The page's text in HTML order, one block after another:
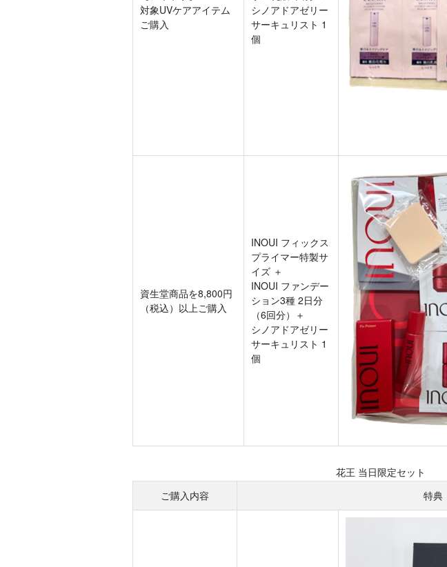
対象UVケアアイテム
ご購入
シノアドアゼリー
サーキュリスト 1
個
資生堂商品を8,800円
（税込）以上ご購入
INOUI フィックス
プライマー特製サ
イズ ＋
INOUI ファンデー
ション3種 2日分
（6回分）＋
シノアドアゼリー
サーキュリスト 1
個
花王 当日限定セット
ご購入内容
特典